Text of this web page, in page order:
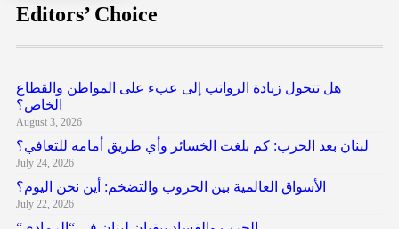
Editors’ Choice
هل تتحول زيادة الرواتب إلى عبء على المواطن والقطاع
الخاص؟
August 3, 2026
لبنان بعد الحرب: كم بلغت الخسائر وأي طريق أمامه للتعافي؟
July 24, 2026
الأسواق العالمية بين الحروب والتضخم: أين نحن اليوم؟
July 22, 2026